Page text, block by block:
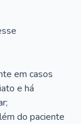
em casos
e há
do paciente